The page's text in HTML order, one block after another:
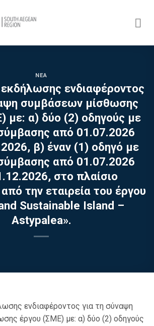
ΝΈΑ
ενδιαφέροντος
συμβάσεων μίσθωσης
με: α) δύο (2) οδηγούς με
από 01.07.2026
β) έναν (1) οδηγό με
από 01.07.2026
στο πλαίσιο
την εταιρεία του έργου
Sustainable Island –
Astypalea».
ενδιαφέροντος για τη σύναψη
έργου (ΣΜΕ) με: α) δύο (2) οδηγούς